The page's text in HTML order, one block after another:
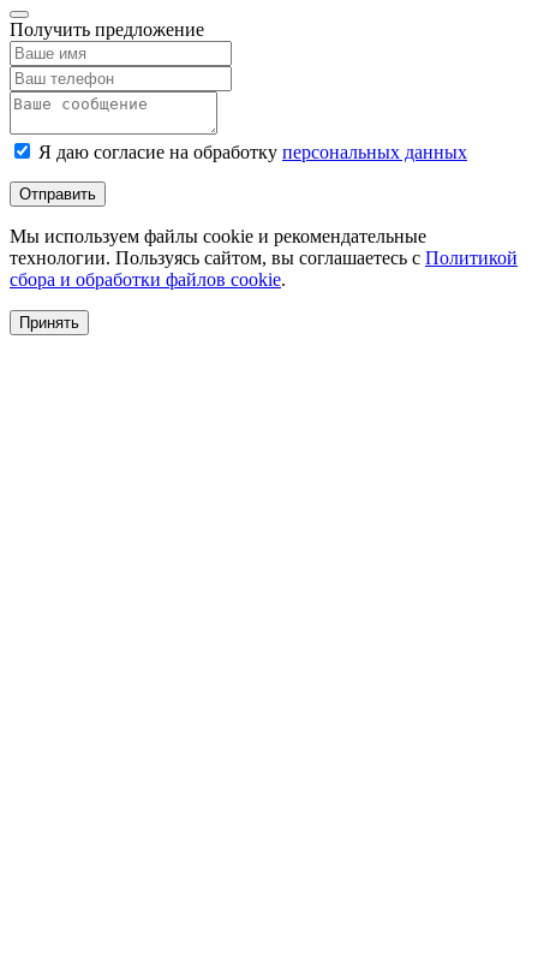
Получить предложение
Я даю согласие на обработку персональных данных
Отправить
Мы используем файлы cookie и рекомендательные
технологии. Пользуясь сайтом, вы соглашаетесь с Политикой
сбора и обработки файлов cookie.
Принять